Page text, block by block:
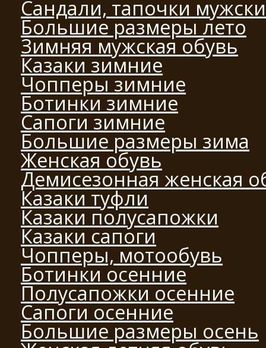
Сандали, тапочки
Большие размеры лето
Зимняя мужская обувь
Казаки зимние
Чопперы зимние
Ботинки зимние
Сапоги зимние
Большие размеры зима
Женская обувь
Демисезонная женская
Казаки туфли
Казаки полусапожки
Казаки сапоги
Чопперы, мотообувь
Ботинки осенние
Полусапожки осенние
Сапоги осенние
Большие размеры осень